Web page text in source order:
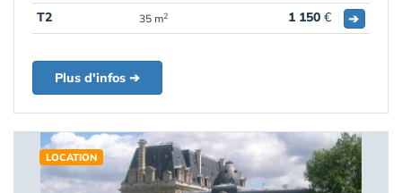
T2 35 m2 1 150 € ➔
Plus d'infos ➔
LOCATION